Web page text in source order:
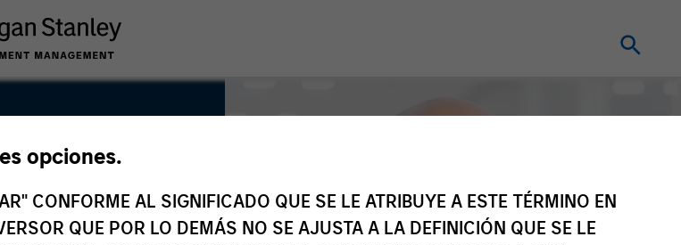
opciones.
CONFORME AL SIGNIFICADO QUE SE LE ATRIBUYE A ESTE TÉRMINO EN
QUE POR LO DEMÁS NO SE AJUSTA A LA DEFINICIÓN QUE SE LE